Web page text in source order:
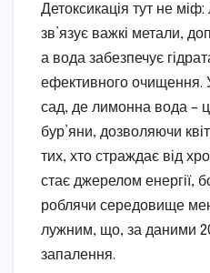
Детоксикація тут не
зв’язує важкі метали,
а вода забезпечує
ефективного очищення.
сад, де лимонна вода –
бур’яни, дозволяючи
тих, хто страждає від
стає джерелом енергії,
роблячи середовище
лужним, що, за даними
запалення.